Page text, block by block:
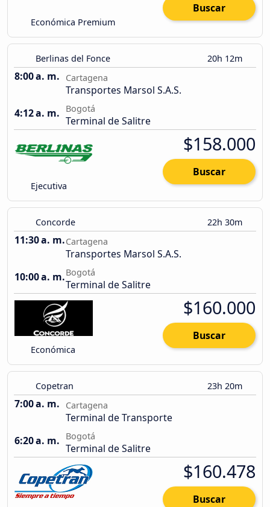
Económica Premium
Buscar
Berlinas del Fonce 20h 12m
8:00 a. m. Cartagena
Transportes Marsol S.A.S.
4:12 a. m.
Bogotá
Terminal de Salitre
Ejecutiva
$158.000
Buscar
Concorde 22h 30m
11:30 a. m.Cartagena
Transportes Marsol S.A.S.
10:00 a. m.Bogotá
Terminal de Salitre
Económica
$160.000
Buscar
Copetran 23h 20m
7:00 a. m. Cartagena
Terminal de Transporte
6:20 a. m.
Bogotá
Terminal de Salitre
$160.478
Buscar